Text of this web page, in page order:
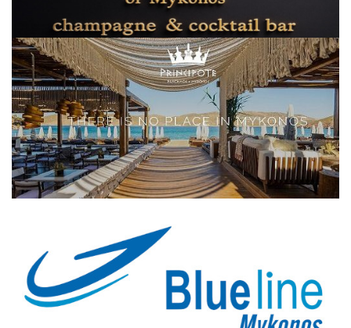
Γλώσσα
Ελληνικά English